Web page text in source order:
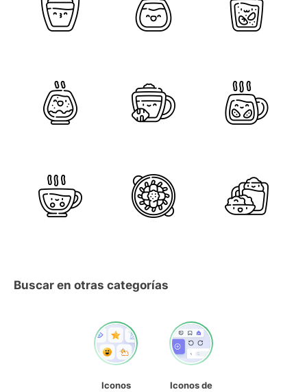
Buscar en otras categorías
Iconos
Iconos de